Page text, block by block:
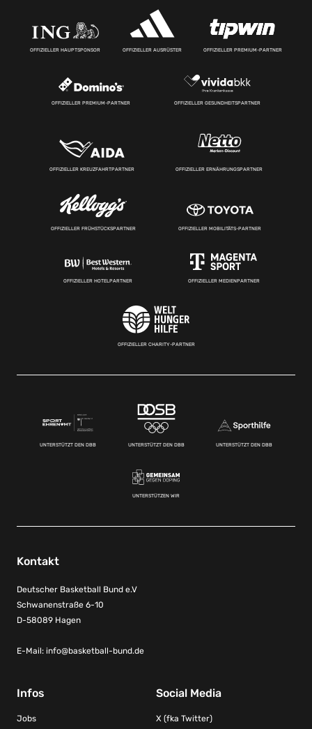
OFFIZIELLER HAUPTSPONSOR OFFIZIELLER AUSRÜSTER OFFIZIELLER PREMIUM-PARTNER
OFFIZIELLER PREMIUM-PARTNER OFFIZIELLER GESUNDHEITSPARTNER
OFFIZIELLER KREUZFAHRTPARTNER OFFIZIELLER ERNÄHRUNGSPARTNER
OFFIZIELLER FRÜHSTÜCKSPARTNER OFFIZIELLER MOBILITÄTS-PARTNER
OFFIZIELLER HOTELPARTNER OFFIZIELLER MEDIENPARTNER
OFFIZIELLER CHARITY-PARTNER
UNTERSTÜTZT DEN DBB UNTERSTÜTZT DEN DBB UNTERSTÜTZT DEN DBB
UNTERSTÜTZEN WIR
Kontakt
Deutscher Basketball Bund e.V
Schwanenstraße 6-10
D-58089 Hagen
E-Mail: info@basketball-bund.de
Infos
Jobs
Social Media
X (fka Twitter)